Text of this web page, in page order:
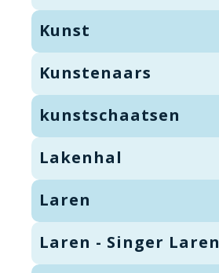
Kunst
Kunstenaars
kunstschaatsen
Lakenhal
Laren
Laren - Singer Laren